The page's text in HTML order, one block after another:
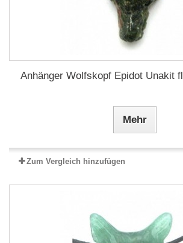
Anhänger Wolfskopf Epidot Unakit
Mehr
Zum Vergleich hinzufügen